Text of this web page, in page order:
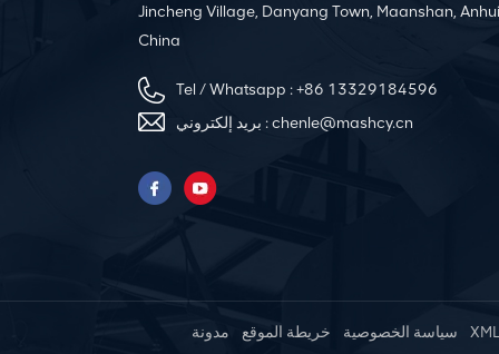
Jincheng Village, Danyang Town, Maanshan,
China
Tel / Whatsapp :+86 13329184596
بريد إلكتروني :chenle@mashcy.cn
مدونة خريطة الموقع سياسة الخصوصية XML